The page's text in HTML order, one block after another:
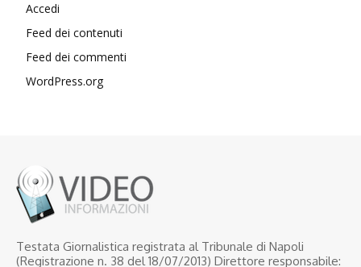
Accedi
Feed dei contenuti
Feed dei commenti
WordPress.org
Testata Giornalistica registrata al Tribunale di Napoli
(Registrazione n. 38 del 18/07/2013) Direttore responsabile: